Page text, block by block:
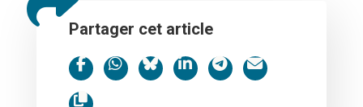
Partager cet article